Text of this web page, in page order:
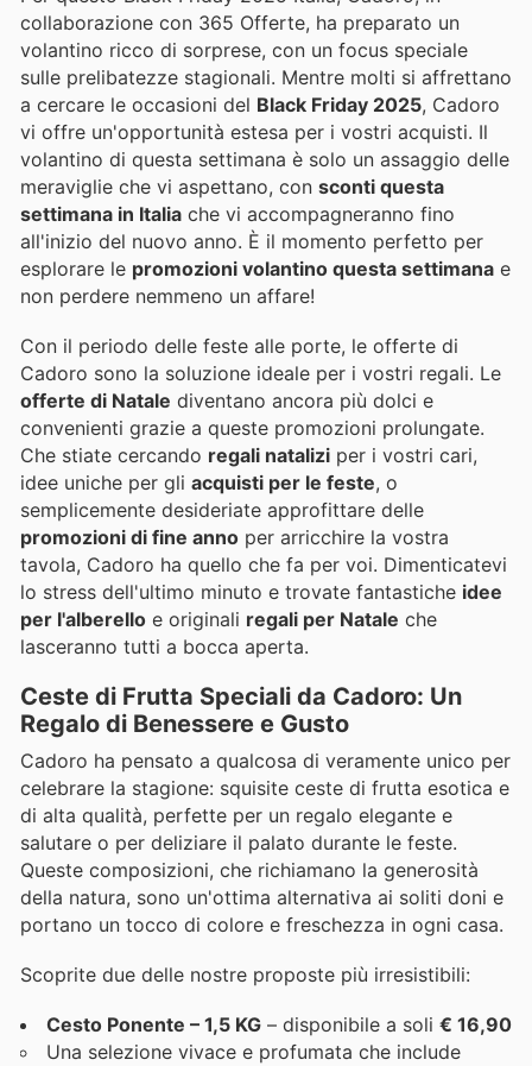
collaborazione con 365 Offerte, ha preparato un
volantino ricco di sorprese, con un focus speciale
sulle prelibatezze stagionali. Mentre molti si affrettano
a cercare le occasioni del Black Friday 2025, Cadoro
vi offre un'opportunità estesa per i vostri acquisti. Il
volantino di questa settimana è solo un assaggio delle
meraviglie che vi aspettano, con sconti questa
settimana in Italia che vi accompagneranno fino
all'inizio del nuovo anno. È il momento perfetto per
esplorare le promozioni volantino questa settimana e
non perdere nemmeno un affare!
Con il periodo delle feste alle porte, le offerte di
Cadoro sono la soluzione ideale per i vostri regali. Le
offerte di Natale diventano ancora più dolci e
convenienti grazie a queste promozioni prolungate.
Che stiate cercando regali natalizi per i vostri cari,
idee uniche per gli acquisti per le feste, o
semplicemente desideriate approfittare delle
promozioni di fine anno per arricchire la vostra
tavola, Cadoro ha quello che fa per voi. Dimenticatevi
lo stress dell'ultimo minuto e trovate fantastiche idee
per l'alberello e originali regali per Natale che
lasceranno tutti a bocca aperta.
Ceste di Frutta Speciali da Cadoro: Un
Regalo di Benessere e Gusto
Cadoro ha pensato a qualcosa di veramente unico per
celebrare la stagione: squisite ceste di frutta esotica e
di alta qualità, perfette per un regalo elegante e
salutare o per deliziare il palato durante le feste.
Queste composizioni, che richiamano la generosità
della natura, sono un'ottima alternativa ai soliti doni e
portano un tocco di colore e freschezza in ogni casa.
Scoprite due delle nostre proposte più irresistibili:
Cesto Ponente – 1,5 KG – disponibile a soli € 16,90
Una selezione vivace e profumata che include